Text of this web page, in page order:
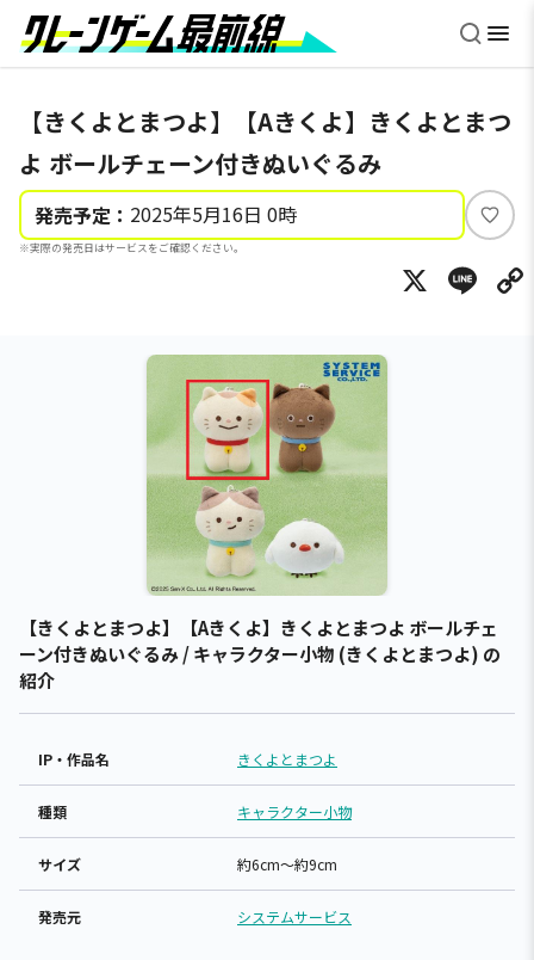
【きくよとまつよ】【Aきくよ】きくよとまつ
よ ボールチェーン付きぬいぐるみ
発売予定： 2025年5月16日 0時
※実際の発売日はサービスをご確認ください。
い
ね
X
【きくよとまつよ】【Aきくよ】きくよとまつよ ボールチェ
ーン付きぬいぐるみ / キャラクター小物 (きくよとまつよ) の
紹介
IP・作品名 きくよとまつよ
種類 キャラクター小物
サイズ 約6cm～約9cm
発売元 システムサービス